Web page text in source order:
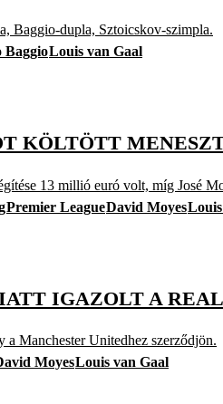
Baggio-dupla, Sztoicskov-szimpla.
BaggioLouis van Gaal
KÖLTÖTT
13 millió euró volt, míg José
Premier LeagueDavid Moyes
IGAZOLT A
Manchester Unitedhez szerződjön.
MoyesLouis van Gaal